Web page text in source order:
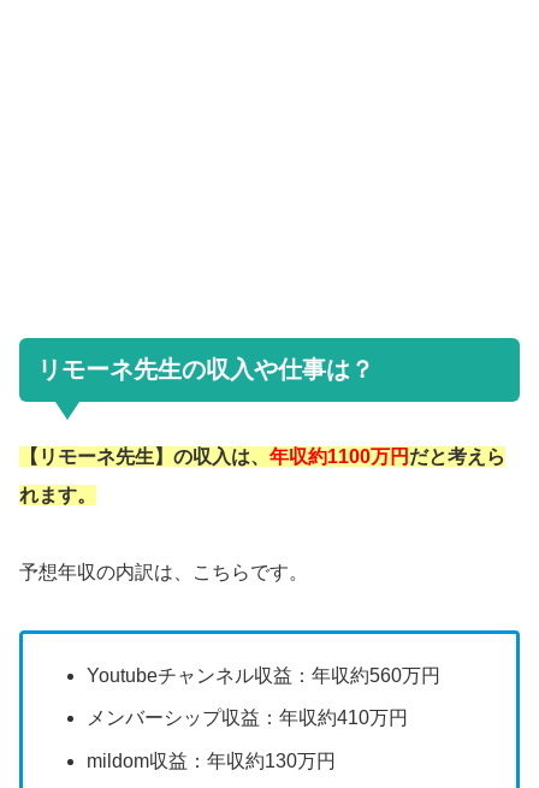
リモーネ先生の収入や仕事は？
【リモーネ先生】の収入は、 年収約1100万円 だと考えら
れます。
予想年収の内訳は、こちらです。
Youtubeチャンネル収益：年収約560万円
メンバーシップ収益：年収約410万円
mildom収益：年収約130万円